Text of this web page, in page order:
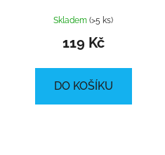
Skladem(>5 ks)
119 Kč
DO KOŠÍKU